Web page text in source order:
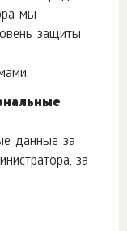
мы
защиты
данные за
за